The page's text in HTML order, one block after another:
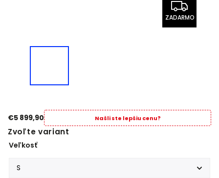
ZADARMO
€5 899,90 Našli ste lepšiu cenu?
Zvoľte variant
Veľkosť